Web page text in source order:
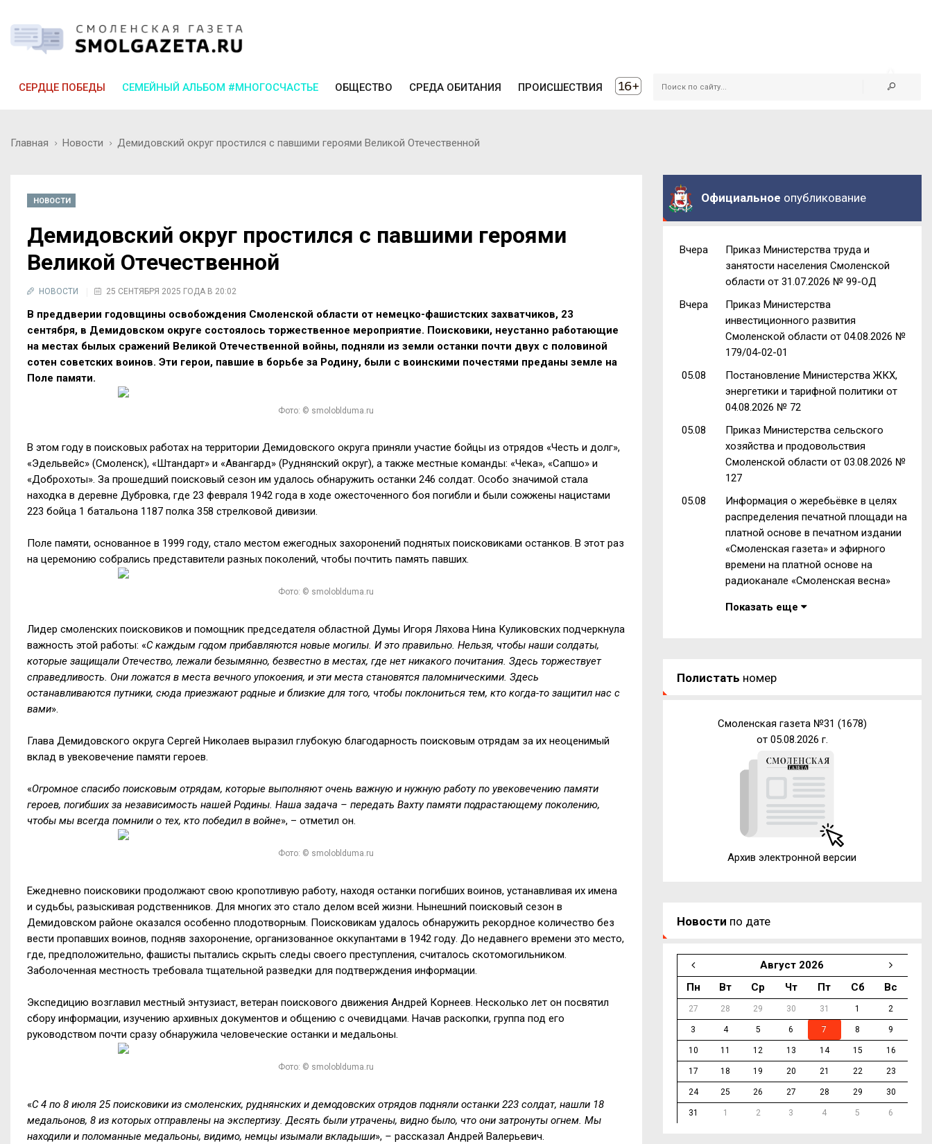
СЕРДЦЕ ПОБЕДЫ СЕМЕЙНЫЙ АЛЬБОМ #МНОГОСЧАСТЬЕ ОБЩЕСТВО СРЕДА ОБИТАНИЯ ПРОИСШЕСТВИЯ
Главная Новости Демидовский округ простился с павшими героями Великой Отечественной
НОВОСТИ
Демидовский округ простился с павшими героями
Великой Отечественной
НОВОСТИ 25 СЕНТЯБРЯ 2025 ГОДА В 20:02
В преддверии годовщины освобождения Смоленской области от немецко-фашистских захватчиков, 23
сентября, в Демидовском округе состоялось торжественное мероприятие. Поисковики, неустанно работающие
на местах былых сражений Великой Отечественной войны, подняли из земли останки почти двух с половиной
сотен советских воинов. Эти герои, павшие в борьбе за Родину, были с воинскими почестями преданы земле на
Поле памяти.
Фото: © smoloblduma.ru
В этом году в поисковых работах на территории Демидовского округа приняли участие бойцы из отрядов «Честь и долг»,
«Эдельвейс» (Смоленск), «Штандарт» и «Авангард» (Руднянский округ), а также местные команды: «Чека», «Сапшо» и
«Доброхоты». За прошедший поисковый сезон им удалось обнаружить останки 246 солдат. Особо значимой стала
находка в деревне Дубровка, где 23 февраля 1942 года в ходе ожесточенного боя погибли и были сожжены нацистами
223 бойца 1 батальона 1187 полка 358 стрелковой дивизии.
Поле памяти, основанное в 1999 году, стало местом ежегодных захоронений поднятых поисковиками останков. В этот раз
на церемонию собрались представители разных поколений, чтобы почтить память павших.
Фото: © smoloblduma.ru
Лидер смоленских поисковиков и помощник председателя областной Думы Игоря Ляхова Нина Куликовских подчеркнула
важность этой работы: «С каждым годом прибавляются новые могилы. И это правильно. Нельзя, чтобы наши солдаты,
которые защищали Отечество, лежали безымянно, безвестно в местах, где нет никакого почитания. Здесь торжествует
справедливость. Они ложатся в места вечного упокоения, и эти места становятся паломническими. Здесь
останавливаются путники, сюда приезжают родные и близкие для того, чтобы поклониться тем, кто когда-то защитил нас с
вами».
Глава Демидовского округа Сергей Николаев выразил глубокую благодарность поисковым отрядам за их неоценимый
вклад в увековечение памяти героев.
«Огромное спасибо поисковым отрядам, которые выполняют очень важную и нужную работу по увековечению памяти
героев, погибших за независимость нашей Родины. Наша задача – передать Вахту памяти подрастающему поколению,
чтобы мы всегда помнили о тех, кто победил в войне», – отметил он.
Фото: © smoloblduma.ru
Ежедневно поисковики продолжают свою кропотливую работу, находя останки погибших воинов, устанавливая их имена
и судьбы, разыскивая родственников. Для многих это стало делом всей жизни. Нынешний поисковый сезон в
Демидовском районе оказался особенно плодотворным. Поисковикам удалось обнаружить рекордное количество без
вести пропавших воинов, подняв захоронение, организованное оккупантами в 1942 году. До недавнего времени это место,
где, предположительно, фашисты пытались скрыть следы своего преступления, считалось скотомогильником.
Заболоченная местность требовала тщательной разведки для подтверждения информации.
Экспедицию возглавил местный энтузиаст, ветеран поискового движения Андрей Корнеев. Несколько лет он посвятил
сбору информации, изучению архивных документов и общению с очевидцами. Начав раскопки, группа под его
руководством почти сразу обнаружила человеческие останки и медальоны.
Фото: © smoloblduma.ru
«С 4 по 8 июля 25 поисковики из смоленских, руднянских и демодовских отрядов подняли останки 223 солдат, нашли 18
медальонов, 8 из которых отправлены на экспертизу. Десять были утрачены, видно было, что они затронуты огнем. Мы
находили и поломанные медальоны, видимо, немцы изымали вкладыши», – рассказал Андрей Валерьевич.
Официальное опубликование
Вчера
Приказ Министерства труда и
занятости населения Смоленской
области от 31.07.2026 № 99-ОД
Вчера
Приказ Министерства
инвестиционного развития
Смоленской области от 04.08.2026 №
179/04-02-01
05.08
Постановление Министерства ЖКХ,
энергетики и тарифной политики от
04.08.2026 № 72
05.08
Приказ Министерства сельского
хозяйства и продовольствия
Смоленской области от 03.08.2026 №
127
05.08
Информация о жеребьёвке в целях
распределения печатной площади на
платной основе в печатном издании
«Смоленская газета» и эфирного
времени на платной основе на
радиоканале «Смоленская весна»
Показать еще
Полистать номер
Смоленская газета №31 (1678)
от 05.08.2026 г.
Архив электронной версии
Новости по дате
Август 2026
Пн
Вт Ср Чт Пт Сб Вс
27 28 29 30 31 1 2
3 4 5 6 7 8 9
10 11 12 13 14 15 16
17 18 19 20 21 22 23
24 25 26 27 28 29 30
31 1 2 3 4 5 6